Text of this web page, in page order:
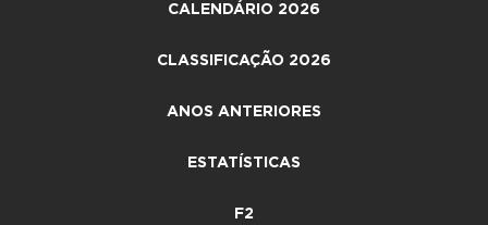
CALENDÁRIO 2026
CLASSIFICAÇÃO 2026
ANOS ANTERIORES
ESTATÍSTICAS
F2